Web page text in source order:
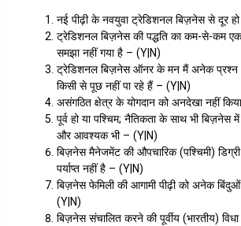
नई पीढ़ी के नवयुवा ट्रेडिशनल बिज़नेस से दूर
ट्रेडिशनल बिज़नेस की पद्धति का कम-से-कम एक
समझा नहीं गया है – (Y|N)
ट्रेडिशनल बिज़नेस ऑनर के मन मैं अनेक प्रश्न
किसी से पूछ नहीं पा रहे हैं – (Y|N)
असंगठित क्षेत्र के योगदान को अनदेखा नहीं
पूर्व हो या पश्चिम; नैतिकता के साथ भी बिज़नेस
और आवश्यक भी – (Y|N)
बिज़नेस मैनेजमेंट की औपचारिक (पश्चिमी) डिग्री
पर्याप्त नहीं है – (Y|N)
बिज़नेस फेमिली की आगामी पीढ़ी को अनेक बिंदुओं
(Y|N)
बिज़नेस संचालित करने की पूर्वीय (भारतीय)